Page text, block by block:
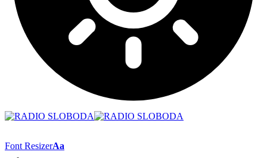
Font ResizerAa